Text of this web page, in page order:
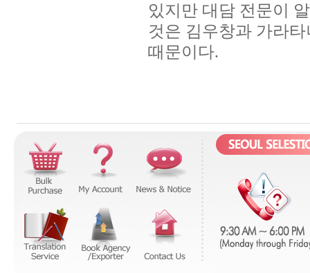
있지만 대담 전문이
것은 김우창과 가라
때문이다.